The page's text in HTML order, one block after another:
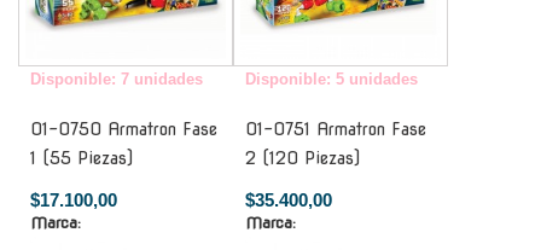
Disponible: 7 unidades
01-0750 Armatron Fase
1 (55 Piezas)
$17.100,00
Marca:
Disponible: 5 unidades
01-0751 Armatron Fase
2 (120 Piezas)
$35.400,00
Marca: